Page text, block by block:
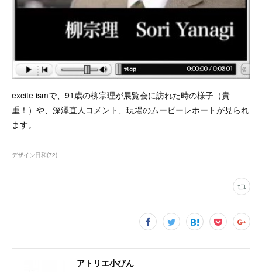
excite ismで、91歳の柳宗理が展覧会に訪れた時の様子（貴
重！）や、深澤直人コメント、現場のムービーレポートが見られ
ます。
デザイン日和(72)
アトリエ小びん